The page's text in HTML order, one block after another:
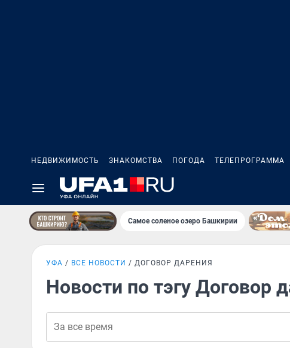
НЕДВИЖИМОСТЬ ЗНАКОМСТВА ПОГОДА ТЕЛЕПРОГРАММА
Самое соленое озеро Башкирии
УФА ВСЕ НОВОСТИ ДОГОВОР ДАРЕНИЯ
Новости по тэгу Договор